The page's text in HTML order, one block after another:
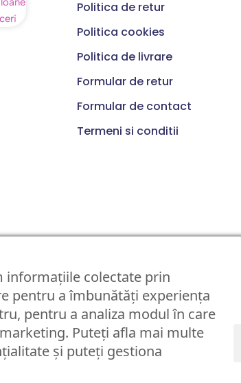
Politica de retur
Politica cookies
Politica de livrare
Formular de retur
Formular de contact
Termeni si conditii
informațiile colectate prin
pentru a îmbunătăți experiența
pentru a analiza modul în care
Puteți afla mai multe
și puteți gestiona